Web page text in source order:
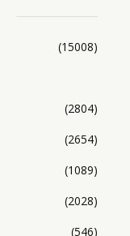
(15008)
(2804)
(2654)
(1089)
(2028)
(546)